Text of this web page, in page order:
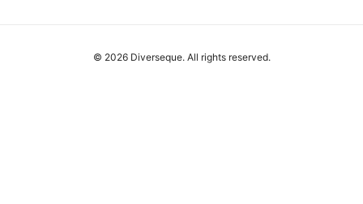
© 2026 Diverseque. All rights reserved.